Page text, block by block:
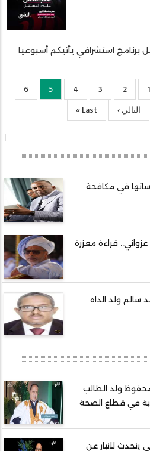
استشرافي يأتيكم أسبوعيا
الصفحة1 الصفحة
2 الصفحة
3 الصفحة
4
Current
page
5 الصفحة
6
الصفحة
التالية
التالي ›
Last
page
Last »
في مكافحة
قراءة معززة
سالم ولد الداه
ولد الطالب
في قطاع الصحة
يتحدث للتيار عن